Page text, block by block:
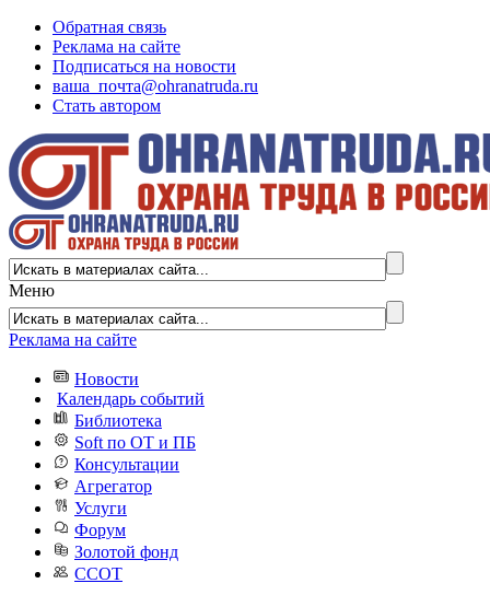
Обратная связь
Реклама на сайте
Подписаться на новости
ваша_почта@ohranatruda.ru
Стать автором
Меню
Реклама на сайте
Новости
Календарь событий
Библиотека
Soft по ОТ и ПБ
Консультации
Агрегатор
Услуги
Форум
Золотой фонд
ССОТ